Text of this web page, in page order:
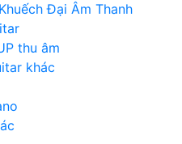
Đại Âm Thanh
thu âm
khác